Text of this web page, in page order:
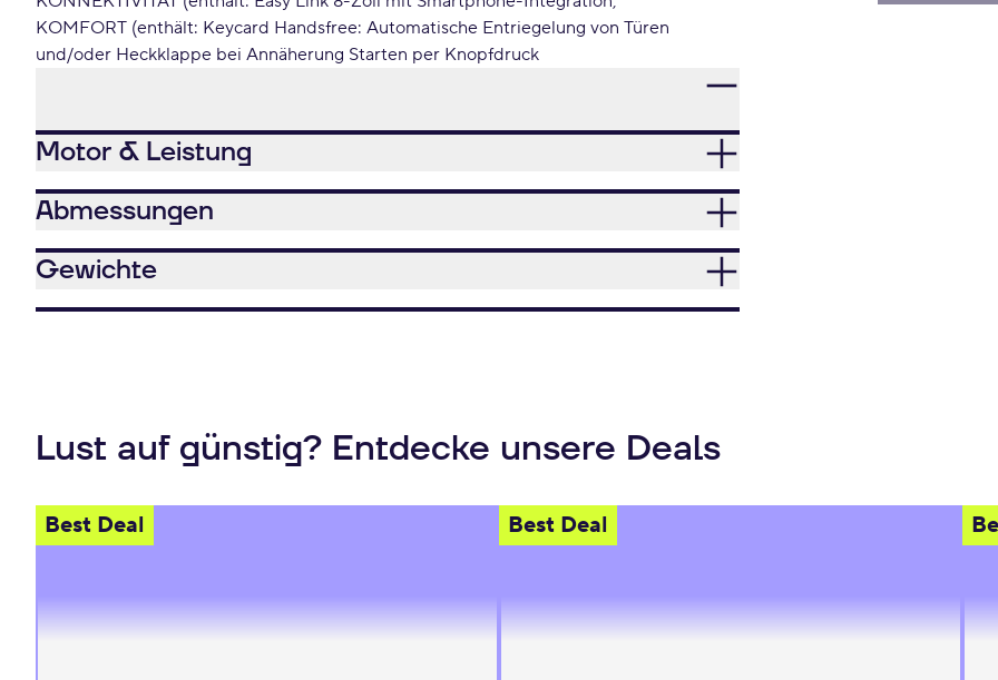
KOMFORT (enthält: Keycard Handsfree: Automatische Entriegelung von Türen
und/oder Heckklappe bei Annäherung Starten per Knopfdruck
Motor & Leistung
Abmessungen
Gewichte
Lust auf günstig? Entdecke unsere Deals
Best Deal Best Deal